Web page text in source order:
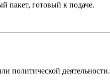
пакет, готовый к подаче.
политической деятельности.